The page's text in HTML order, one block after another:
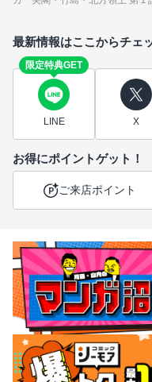
最新情報はここからチェ
限定特典GET
LINE X
お得にポイントゲット！
ご来店ポイント